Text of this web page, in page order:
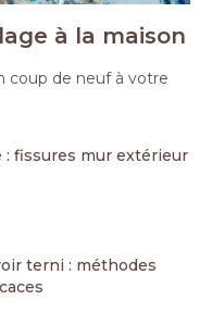
à la maison
coup de neuf à votre
: fissures mur extérieur
terni : méthodes